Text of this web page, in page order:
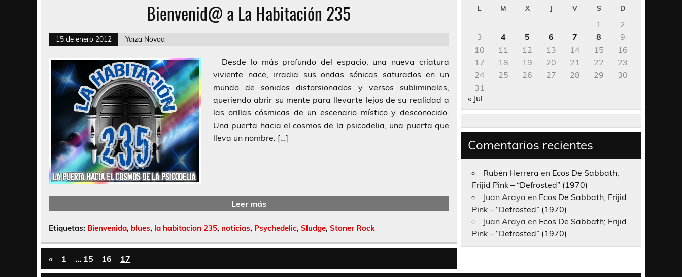
Bienvenid@ a La Habitación 235
15 de enero 2012 Yaiza Novoa
Desde lo más profundo del espacio, una nueva criatura
viviente nace, irradia sus ondas sónicas saturados en un
mundo de sonidos distorsionados y versos subliminales,
queriendo abrir su mente para llevarte lejos de su realidad a
las orillas cósmicas de un escenario místico y desconocido.
Una puerta hacia el cosmos de la psicodelia, una puerta que
lleva un nombre: […]
Leer más
Etiquetas: Bienvenida, blues, la habitacion 235, noticias, Psychedelic, Sludge, Stoner Rock
« 1 … 15 16 17
L M X J V S D
1
2
3
4 5 6 7 8
9
10
11 12 13 14 15
16
17
18 19 20 21 22
23
24
25 26 27 28 29
30
31
« Jul
Comentarios recientes
Rubén Herrera en Ecos De Sabbath;
Frijid Pink – “Defrosted” (1970)
Juan Araya en Ecos De Sabbath; Frijid
Pink – “Defrosted” (1970)
Juan Araya en Ecos De Sabbath; Frijid
Pink – “Defrosted” (1970)